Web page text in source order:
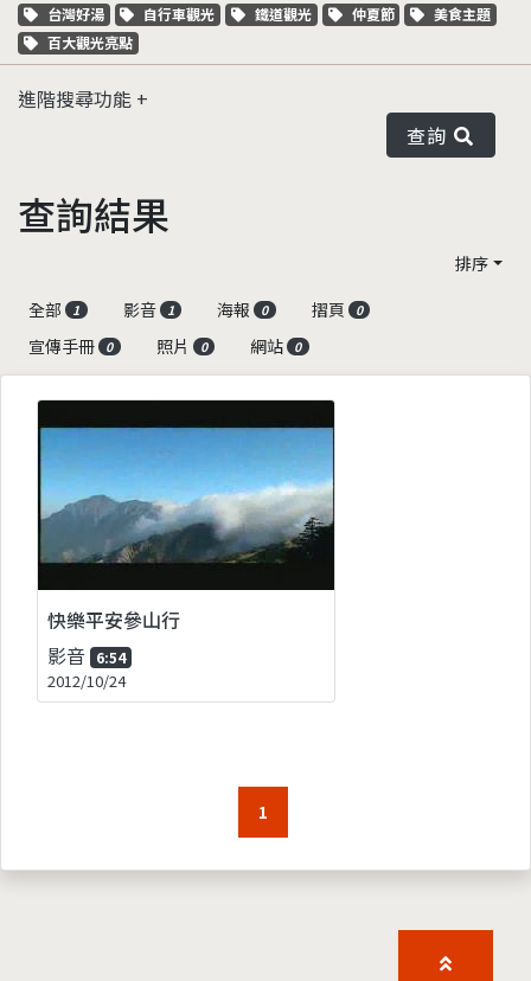
關鍵字標籤
台灣好湯 關鍵字標籤
自行車觀光 關鍵字標籤
鐵道觀光 關鍵字標籤
仲夏節 關鍵字標籤
美食主題
關鍵字標籤
百大觀光亮點
進階搜尋功能
查詢
查詢結果
排序
全部
1 影音 1 海報 0 摺頁 0
宣傳手冊 0 照片 0 網站 0
快樂平安參山行
影音 6:54
2012/10/24
1